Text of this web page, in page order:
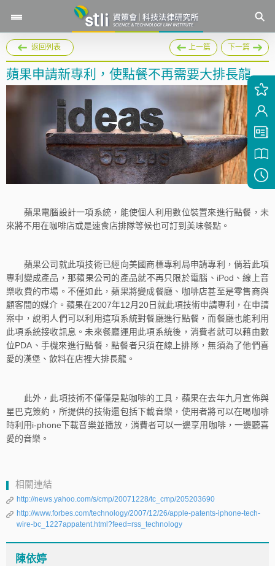
返回列表 上一篇 下一篇
蘋果申請新專利，使點餐不再需要大排長龍
蘋果電腦設計一項系統，能使個人利用數位裝置來進行點餐，未
來將不用在咖啡店或是速食店排隊等候也可訂到美味餐點。
蘋果公司就此項技術已經向美國商標專利局申請專利，倘若此項
專利變成產品，那蘋果公司的產品就不再只限於電腦、iPod、線上音
樂收費的市場。不僅如此，蘋果將變成餐廳、咖啡店甚至是零售商與
顧客間的媒介。蘋果在2007年12月20日就此項技術申請專利，在申請
案中，說明人們可以利用這項系統對餐廳進行點餐，而餐廳也能利用
此項系統接收訊息。未來餐廳運用此項系統後，消費者就可以藉由數
位PDA、手機來進行點餐，點餐者只須在線上排隊，無須為了他們喜
愛的漢堡、飲料在店裡大排長龍。
此外，此項技術不僅僅是點咖啡的工具，蘋果在去年九月宣佈與
星巴克簽約，所提供的技術還包括下載音樂，使用者將可以在喝咖啡
時利用i-phone下載音樂並播放，消費者可以一邊享用咖啡，一邊聽喜
愛的音樂。
相關連結
http://news.yahoo.com/s/cmp/20071228/tc_cmp/205203690
http://www.forbes.com/technology/2007/12/26/apple-patents-iphone-tech-
wire-bc_1227appatent.html?feed=rss_technology
陳依婷